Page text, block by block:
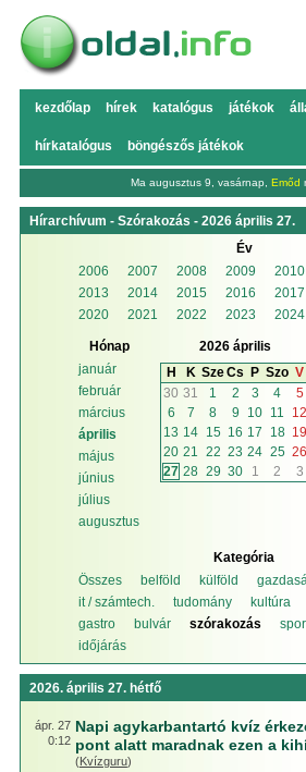
kezdőlap hírek katalógus játékok
hírkatalógus böngészős játékok
Ma augusztus 9, vasárnap, Emőd
Hírarchívum - Szórakozás - 2026 április 27.
Év
2006
2007 2008 2009 2010
2013
2014 2015 2016 2017
2020
2021 2022 2023 2024
Hónap
január
február
március
április
május
június
július
augusztus
2026 április
H
K SzeCs P Szo V
30 31 1 2 3 4
5
6
7 8 9 10 11
12
13 14 15 16 17 18 19
20 21 22 23 24 25 26
27 28 29 30 1 2 3
Kategória
Összes
belföld külföld
it / számtech.
tudomány kultúra
gastro
bulvár szórakozás
időjárás
2026. április 27. hétfő
ápr. 27
0:12
Napi agykarbantartó kvíz
pont alatt maradnak ezen a
(Kvízguru)